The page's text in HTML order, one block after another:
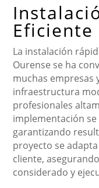
Eficiente
La instalación
Ourense se ha
muchas empresas
infraestructura
profesionales
implementación
garantizando
proyecto se
cliente,
considerado y